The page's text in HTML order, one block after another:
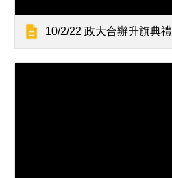
10/2/22 政大合辦升旗典禮